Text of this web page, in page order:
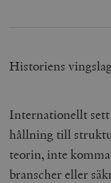
Historiens
Internationellt sett
hållning till
teorin, inte
branscher eller